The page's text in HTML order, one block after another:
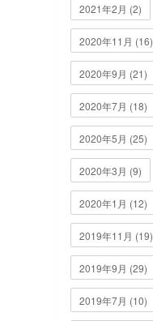
2021年2月 (2)
2020年11月 (16)
2020年9月 (21)
2020年7月 (18)
2020年5月 (25)
2020年3月 (9)
2020年1月 (12)
2019年11月 (19)
2019年9月 (29)
2019年7月 (10)